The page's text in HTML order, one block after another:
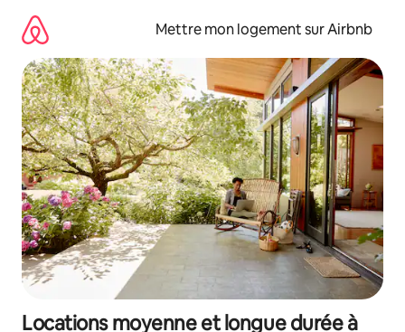
directement
contenu
Mettre mon logement sur Airbnb
Locations moyenne et longue durée à